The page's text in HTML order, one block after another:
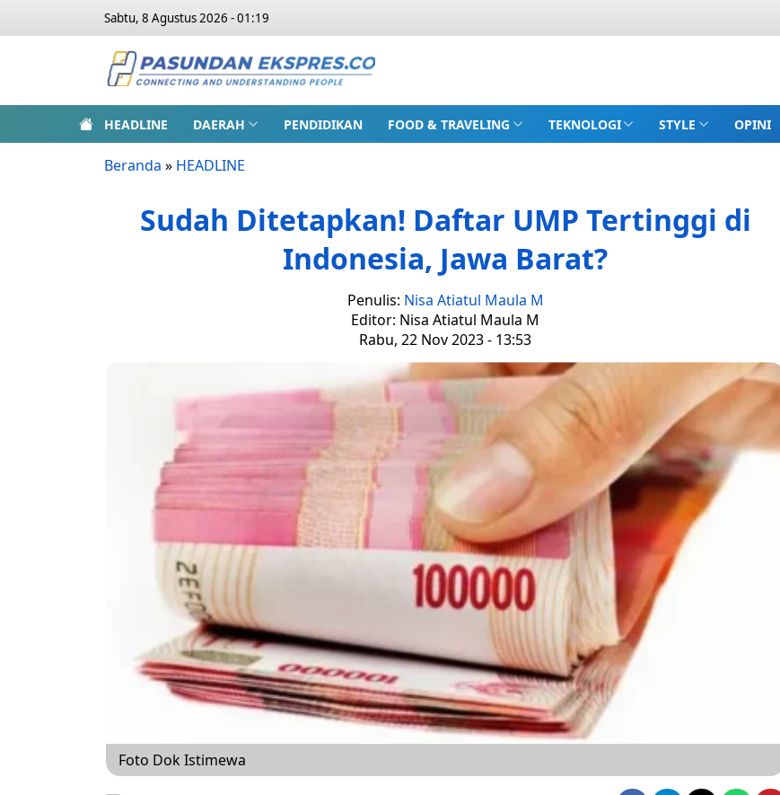
Sabtu, 8 Agustus 2026 - 01:19
HEADLINE DAERAH PENDIDIKAN FOOD & TRAVELING TEKNOLOGI STYLE OPINI
Beranda » HEADLINE
Sudah Ditetapkan! Daftar UMP Tertinggi di
Indonesia, Jawa Barat?
Penulis: Nisa Atiatul Maula M
Editor: Nisa Atiatul Maula M
Rabu, 22 Nov 2023 - 13:53
Foto Dok Istimewa